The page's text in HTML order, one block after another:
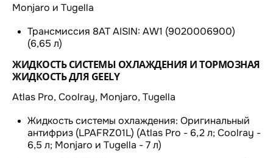
Monjaro и Tugella
Трансмиссия 8AT AISIN: AW1 (9020006900)
(6,65 л)
ЖИДКОСТЬ СИСТЕМЫ ОХЛАЖДЕНИЯ И ТОРМОЗНАЯ
ЖИДКОСТЬ ДЛЯ GEELY
Atlas Pro, Coolray, Monjaro, Tugella
Жидкость системы охлаждения: Оригинальный
антифриз (LPAFRZ01L) (Atlas Pro - 6,2 л; Coolray -
6,5 л; Monjaro и Tugella - 7 л)